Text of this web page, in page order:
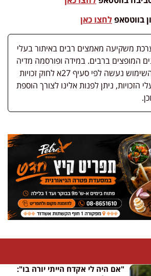
בווטסאפלחצו כאן
משקיעה מאמצים רבים באיתור בעלי
המופצים ברבים. במידה ופורסמה מדיה
שבעליה אינו ידוע, השימוש נעשה לפי סעיף 27א לחוק זכויות
הזכויות, ניתן לפנות אלינו לצורך הוספת
"אם היה לי אקדח הייתי יורה בו":